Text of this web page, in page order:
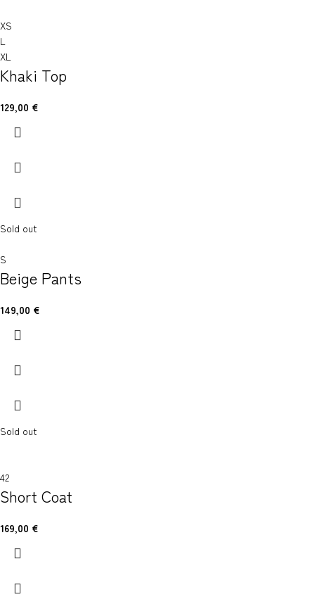
XS
L
XL
Khaki Top
129,00 €
Sold out
S
Beige Pants
149,00 €
Sold out
42
Short Coat
169,00 €